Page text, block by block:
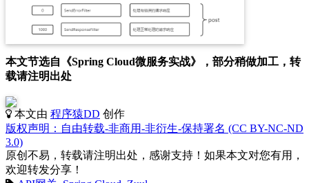
本文节选自《Spring Cloud微服务实战》，部分稍做加工，转
载请注明出处
本文由 程序猿DD 创作
版权声明：自由转载-非商用-非衍生-保持署名 (CC BY-NC-ND
3.0)
原创不易，转载请注明出处，感谢支持！如果本文对您有用，
欢迎转发分享！